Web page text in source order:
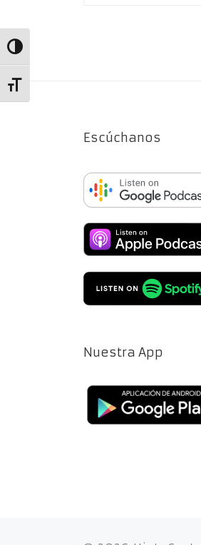
Alternar alto contraste
Alternar tamaño de letra
Escúchanos
Nuestra App